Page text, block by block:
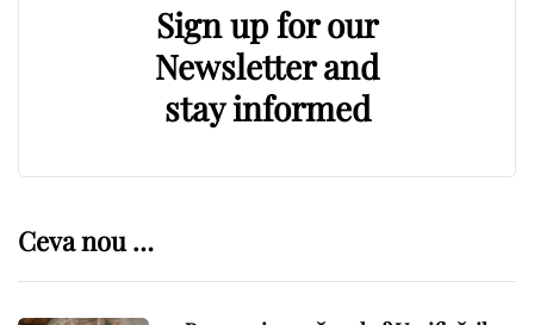
Sign up for our
Newsletter and
stay informed
Ceva nou …